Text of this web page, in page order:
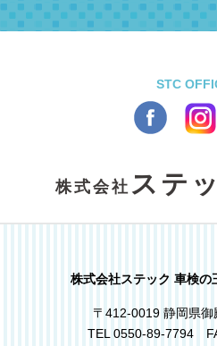
STC
株式会社ステ
株式会社ステック 車検の
〒412-0019 静岡県
TEL 0550-89-7794